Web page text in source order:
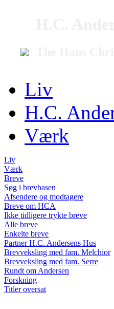
Liv
H.C.
Værk
Liv
Værk
Breve
Søg i brevbasen
Afsendere og modtagere
Breve om HCA
Ikke tidligere trykte breve
Alle breve
Enkelte breve
Partner H.C. Andersens Hus
Brevveksling med fam. Melchior
Brevveksling med fam. Serre
Rundt om Andersen
Forskning
Titler oversat